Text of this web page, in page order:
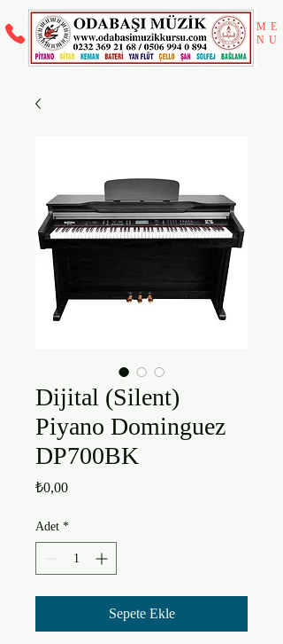
ME
NU
Dijital (Silent)
Piyano Dominguez
DP700BK
₺0,00Fiyat
Adet *
Sepete Ekle